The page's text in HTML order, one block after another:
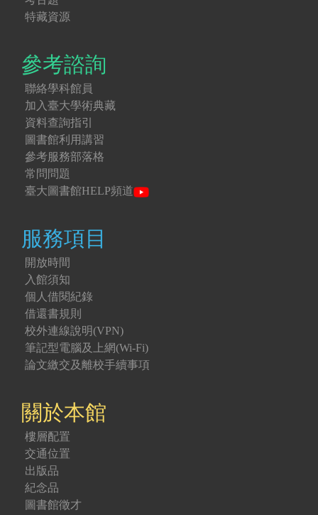
特藏資源
參考諮詢
聯絡學科館員
加入臺大學術典藏
資料查詢指引
圖書館利用講習
參考服務部落格
常問問題
臺大圖書館HELP頻道
服務項目
開放時間
入館須知
個人借閱紀錄
借還書規則
校外連線說明(VPN)
筆記型電腦及上網(Wi-Fi)
論文繳交及離校手續事項
關於本館
樓層配置
交通位置
出版品
紀念品
圖書館徵才